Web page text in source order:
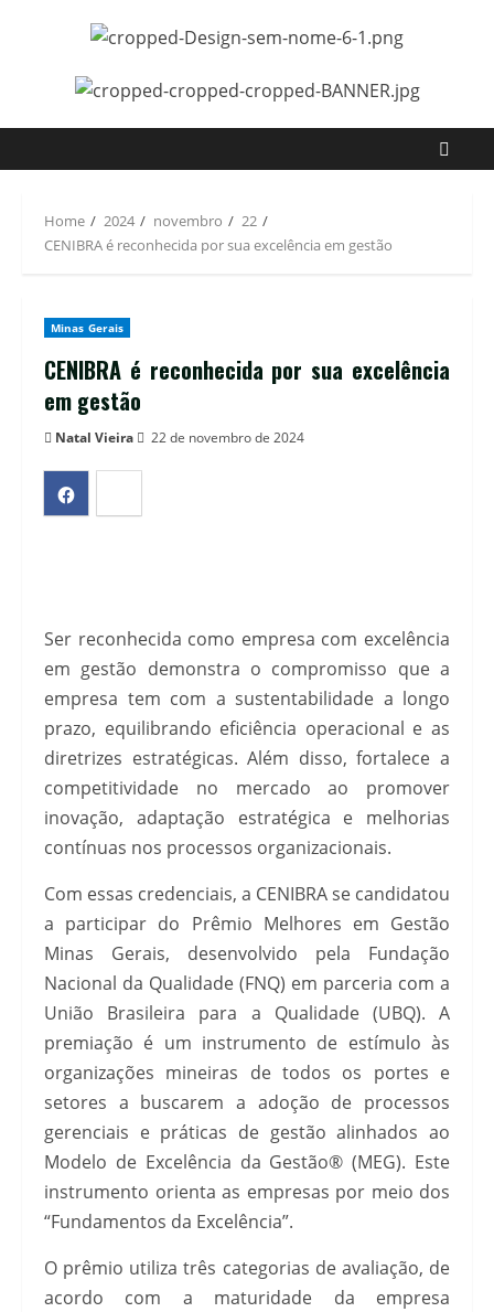
Home 2024 novembro
22
CENIBRA é reconhecida por sua excelência em gestão
Minas Gerais
CENIBRA é reconhecida por sua excelência
em gestão
Natal Vieira 22 de novembro de 2024
Ser reconhecida como empresa com excelência
em gestão demonstra o compromisso que a
empresa tem com a sustentabilidade a longo
prazo, equilibrando eficiência operacional e as
diretrizes estratégicas. Além disso, fortalece a
competitividade no mercado ao promover
inovação, adaptação estratégica e melhorias
contínuas nos processos organizacionais.
Com essas credenciais, a CENIBRA se candidatou
a participar do Prêmio Melhores em Gestão
Minas Gerais, desenvolvido pela Fundação
Nacional da Qualidade (FNQ) em parceria com a
União Brasileira para a Qualidade (UBQ). A
premiação é um instrumento de estímulo às
organizações mineiras de todos os portes e
setores a buscarem a adoção de processos
gerenciais e práticas de gestão alinhados ao
Modelo de Excelência da Gestão® (MEG). Este
instrumento orienta as empresas por meio dos
“Fundamentos da Excelência”.
O prêmio utiliza três categorias de avaliação, de
acordo com a maturidade da empresa